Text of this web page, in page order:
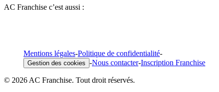
AC Franchise c’est aussi :
Mentions légales-Politique de confidentialité-
Gestion des cookies -Nous contacter-Inscription Franchise
© 2026 AC Franchise. Tout droit réservés.